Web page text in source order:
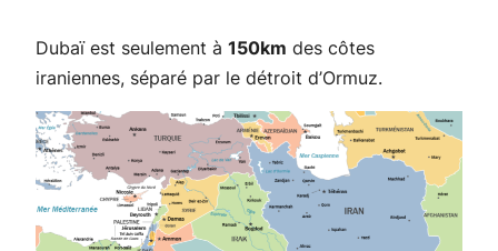
Dubaï est seulement à 150km des côtes
iraniennes, séparé par le détroit d’Ormuz.